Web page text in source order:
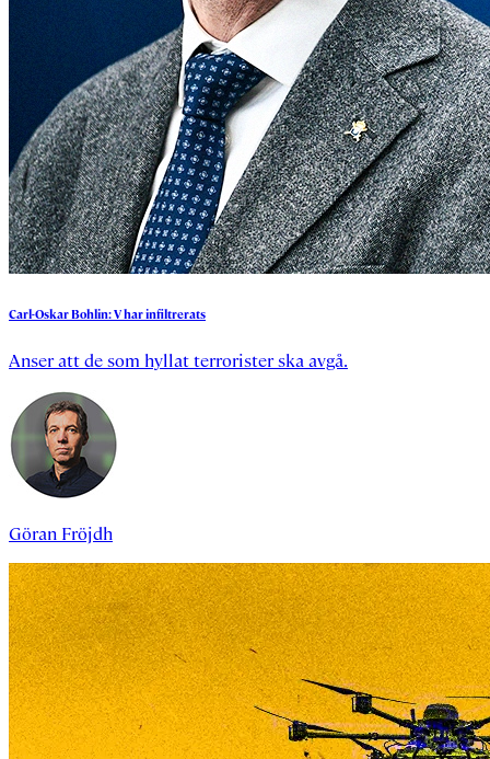
Carl-OskarBohlin:Vharinfiltrerats
Anser att de som hyllat terrorister ska avgå.
Göran Fröjdh